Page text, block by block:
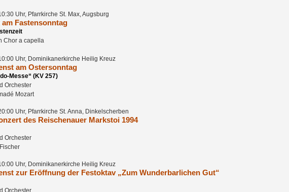
Uhr, Pfarrkirche St. Max, Augsburg
Fastensonntag
Chor a capella
Uhr, Dominikanerkirche Heilig Kreuz
am Ostersonntag
Messe“ (KV 257)
Orchester
Mozart
Uhr, Pfarrkirche St. Anna, Dinkelscherben
des Reischenauer Markstoi 1994
Orchester
Uhr, Dominikanerkirche Heilig Kreuz
zur Eröffnung der Festoktav „Zum Wunderbarlichen Gut“
Orchester